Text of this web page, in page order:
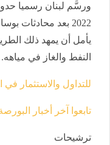
ورسَّم لبنان رسميا
2022 بعد
يأمل أن يمهد ذلك
النفط والغاز في مياهه.
للتداول والاستثمار
تابعوا آخر أخبار
ترشيحات